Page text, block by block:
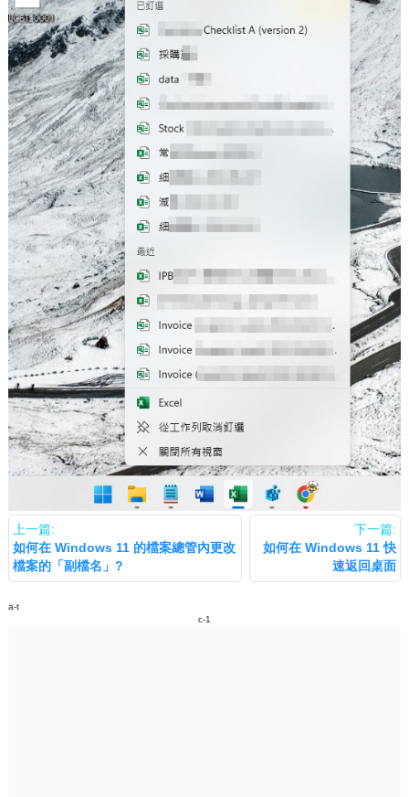
上一篇:
如何在 Windows 11 的檔案總管內更改
檔案的「副檔名」?
下一篇:
如何在 Windows 11 快
速返回桌面
a-t
c-1